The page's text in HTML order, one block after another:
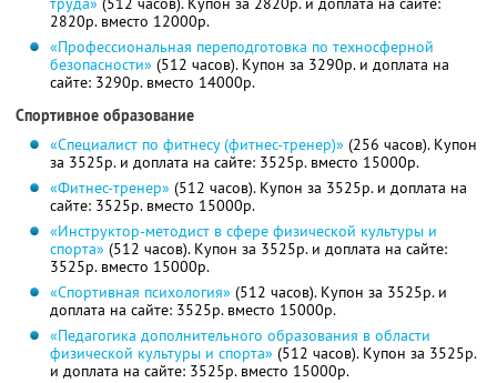
2820р. вместо 12000р.
«Профессиональная переподготовка по техносферной
безопасности» (512 часов). Купон за 3290р. и доплата на
сайте: 3290р. вместо 14000р.
Спортивное образование
«Специалист по фитнесу (фитнес-тренер)» (256 часов). Купон
за 3525р. и доплата на сайте: 3525р. вместо 15000р.
«Фитнес-тренер» (512 часов). Купон за 3525р. и доплата на
сайте: 3525р. вместо 15000р.
«Инструктор-методист в сфере физической культуры и
спорта» (512 часов). Купон за 3525р. и доплата на сайте:
3525р. вместо 15000р.
«Спортивная психология» (512 часов). Купон за 3525р. и
доплата на сайте: 3525р. вместо 15000р.
«Педагогика дополнительного образования в области
физической культуры и спорта» (512 часов). Купон за 3525р.
и доплата на сайте: 3525р. вместо 15000р.